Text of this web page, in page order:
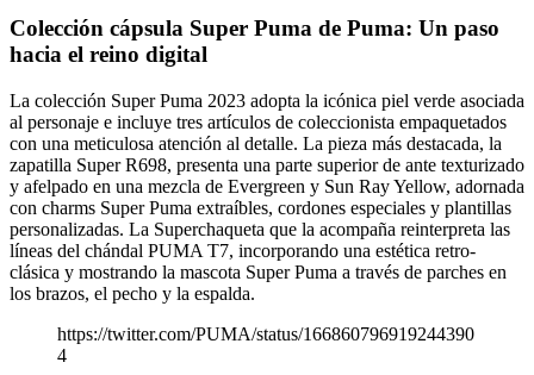
Colección cápsula Super Puma de Puma: Un paso
hacia el reino digital
La colección Super Puma 2023 adopta la icónica piel verde asociada
al personaje e incluye tres artículos de coleccionista empaquetados
con una meticulosa atención al detalle. La pieza más destacada, la
zapatilla Super R698, presenta una parte superior de ante texturizado
y afelpado en una mezcla de Evergreen y Sun Ray Yellow, adornada
con charms Super Puma extraíbles, cordones especiales y plantillas
personalizadas. La Superchaqueta que la acompaña reinterpreta las
líneas del chándal PUMA T7, incorporando una estética retro-
clásica y mostrando la mascota Super Puma a través de parches en
los brazos, el pecho y la espalda.
https://twitter.com/PUMA/status/166860796919244390
4